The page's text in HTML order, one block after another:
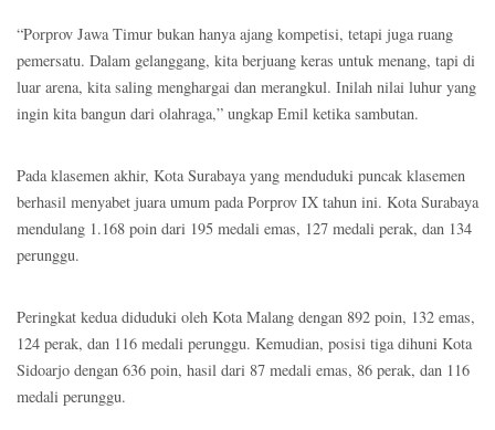
“Porprov Jawa Timur bukan hanya ajang kompetisi, tetapi juga ruang
pemersatu. Dalam gelanggang, kita berjuang keras untuk menang, tapi di
luar arena, kita saling menghargai dan merangkul. Inilah nilai luhur yang
ingin kita bangun dari olahraga,” ungkap Emil ketika sambutan.
Pada klasemen akhir, Kota Surabaya yang menduduki puncak klasemen
berhasil menyabet juara umum pada Porprov IX tahun ini. Kota Surabaya
mendulang 1.168 poin dari 195 medali emas, 127 medali perak, dan 134
perunggu.
Peringkat kedua diduduki oleh Kota Malang dengan 892 poin, 132 emas,
124 perak, dan 116 medali perunggu. Kemudian, posisi tiga dihuni Kota
Sidoarjo dengan 636 poin, hasil dari 87 medali emas, 86 perak, dan 116
medali perunggu.